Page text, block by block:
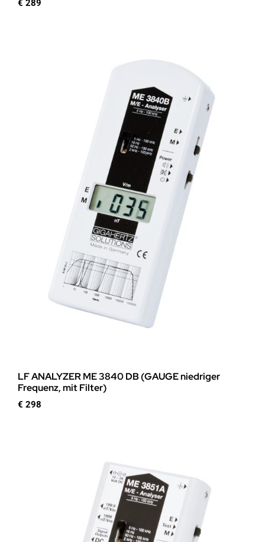
€ 289
LF ANALYZER ME 3840 DB (GAUGE niedriger
Frequenz, mit Filter)
€ 298